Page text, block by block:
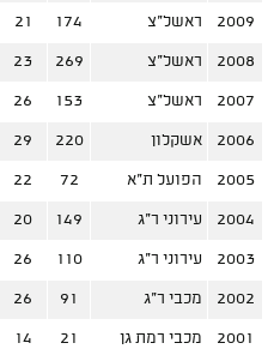
2009 ראשל"צ 174
21
2008 ראשל"צ 269
23
2007 ראשל"צ 153
26
2006 אשקלון 220
29
2005 הפועל ת"א 72
22
2004 עירוני ר"ג 149
20
2003 עירוני ר"ג 110
26
2002 מכבי ר"ג 91
26
2001 מכבי רמת גן 21
14